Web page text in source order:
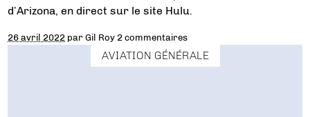
d’Arizona, en direct sur le site Hulu.
26 avril 2022 parGil Roy 2 commentaires
AVIATION GÉNÉRALE